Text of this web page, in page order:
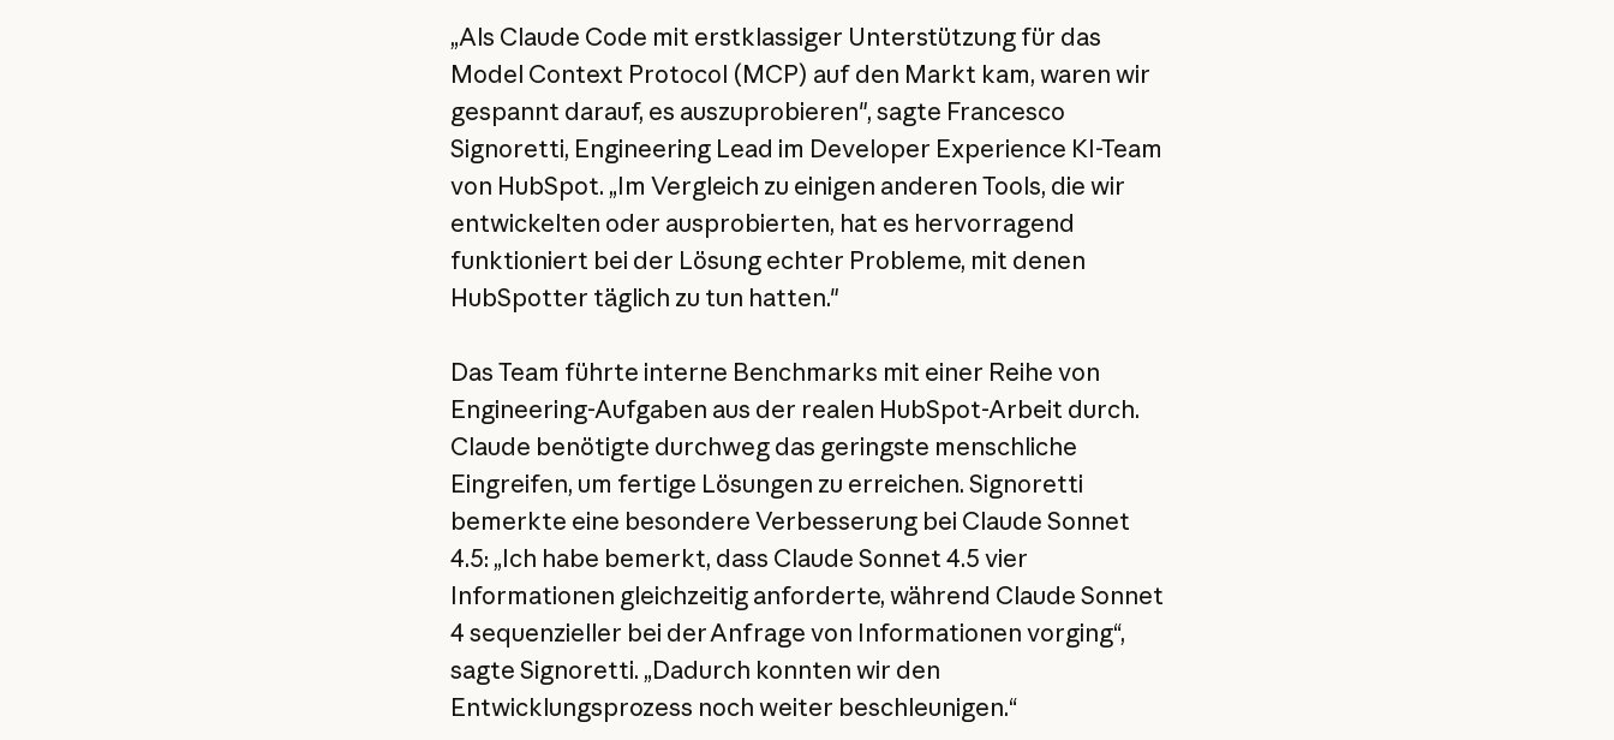
„Als Claude Code mit erstklassiger Unterstützung für das
Model Context Protocol (MCP) auf den Markt kam, waren wir
gespannt darauf, es auszuprobieren", sagte Francesco
Signoretti, Engineering Lead im Developer Experience KI-Team
von HubSpot. „Im Vergleich zu einigen anderen Tools, die wir
entwickelten oder ausprobierten, hat es hervorragend
funktioniert bei der Lösung echter Probleme, mit denen
HubSpotter täglich zu tun hatten."
Das Team führte interne Benchmarks mit einer Reihe von
Engineering-Aufgaben aus der realen HubSpot-Arbeit durch.
Claude benötigte durchweg das geringste menschliche
Eingreifen, um fertige Lösungen zu erreichen. Signoretti
bemerkte eine besondere Verbesserung bei Claude Sonnet
4.5: „Ich habe bemerkt, dass Claude Sonnet 4.5 vier
Informationen gleichzeitig anforderte, während Claude Sonnet
4 sequenzieller bei der Anfrage von Informationen vorging“,
sagte Signoretti. „Dadurch konnten wir den
Entwicklungsprozess noch weiter beschleunigen.“